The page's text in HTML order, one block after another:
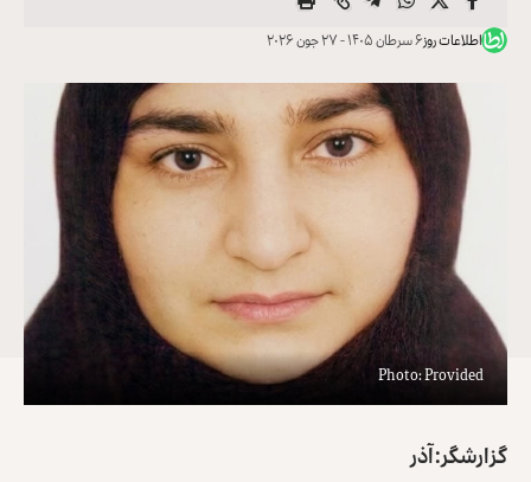
اطلاعات روز۶ سرطان ۱۴۰۵ - ۲۷ جون ۲۰۲۶
Photo: Provided
گزارشگر: آذر